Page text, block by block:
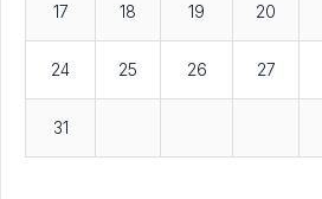
17 18 19 20
24 25 26 27
31